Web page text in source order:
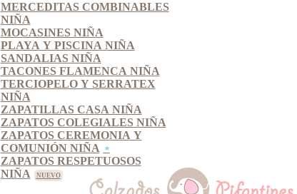
MERCEDITAS COMBINABLES
NIÑA
MOCASINES NIÑA
PLAYA Y PISCINA NIÑA
SANDALIAS NIÑA
TACONES FLAMENCA NIÑA
TERCIOPELO Y SERRATEX
NIÑA
ZAPATILLAS CASA NIÑA
ZAPATOS COLEGIALES NIÑA
ZAPATOS CEREMONIA Y
COMUNIÓN NIÑA
ZAPATOS RESPETUOSOS
NIÑA